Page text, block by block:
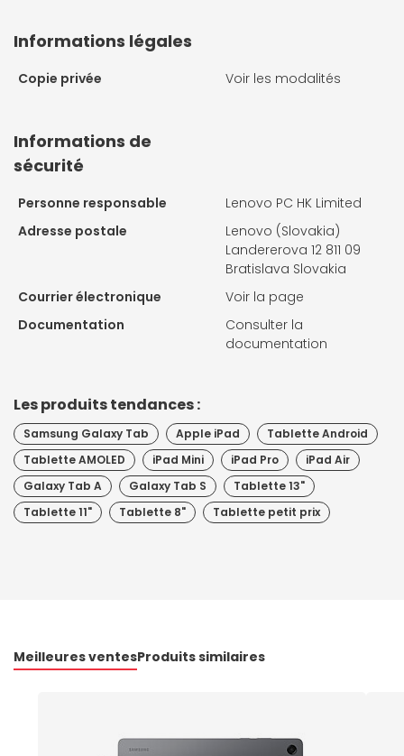
Informations légales
Copie privée Voir les modalités
Informations de
sécurité
Personne responsable
Lenovo PC HK Limited
Adresse postale
Lenovo (Slovakia)
Landererova 12 811 09
Bratislava Slovakia
Courrier électronique
Voir la page
Documentation
Consulter la
documentation
Les produits tendances :
Samsung Galaxy Tab Apple iPad
Tablette Android
Tablette AMOLED
iPad Mini iPad Pro
iPad Air
Galaxy Tab A
Galaxy Tab S
Tablette 13"
Tablette 11"
Tablette 8" Tablette petit prix
Meilleures ventesProduits similaires